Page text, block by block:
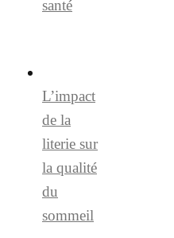
santé
L’impact
de la
literie sur
la qualité
du
sommeil